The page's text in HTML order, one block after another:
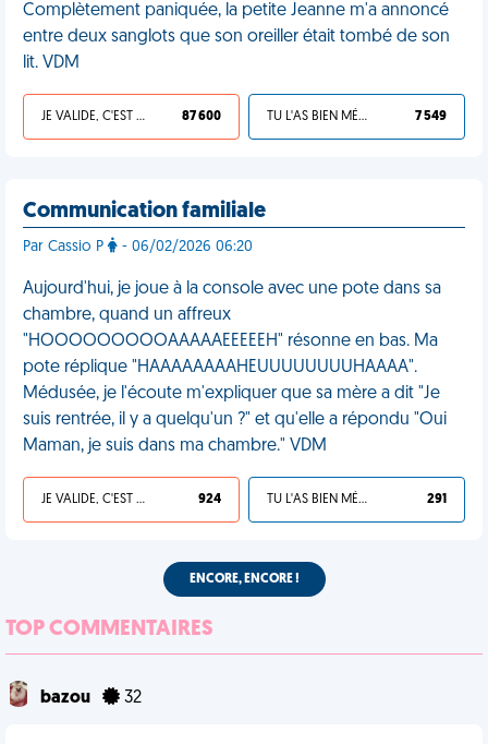
Complètement paniquée, la petite Jeanne m'a annoncé
entre deux sanglots que son oreiller était tombé de son
lit. VDM
JE VALIDE, C'EST UNE VDM 87 600 TU L'AS BIEN MÉRITÉ 7 549
Communication familiale
Par Cassio P - 06/02/2026 06:20
Aujourd'hui, je joue à la console avec une pote dans sa
chambre, quand un affreux
"HOOOOOOOOOAAAAAEEEEEH" résonne en bas. Ma
pote réplique "HAAAAAAAAHEUUUUUUUUHAAAA".
Médusée, je l'écoute m'expliquer que sa mère a dit "Je
suis rentrée, il y a quelqu'un ?" et qu'elle a répondu "Oui
Maman, je suis dans ma chambre." VDM
JE VALIDE, C'EST UNE VDM 924 TU L'AS BIEN MÉRITÉ 291
ENCORE, ENCORE !
TOP COMMENTAIRES
bazou 32